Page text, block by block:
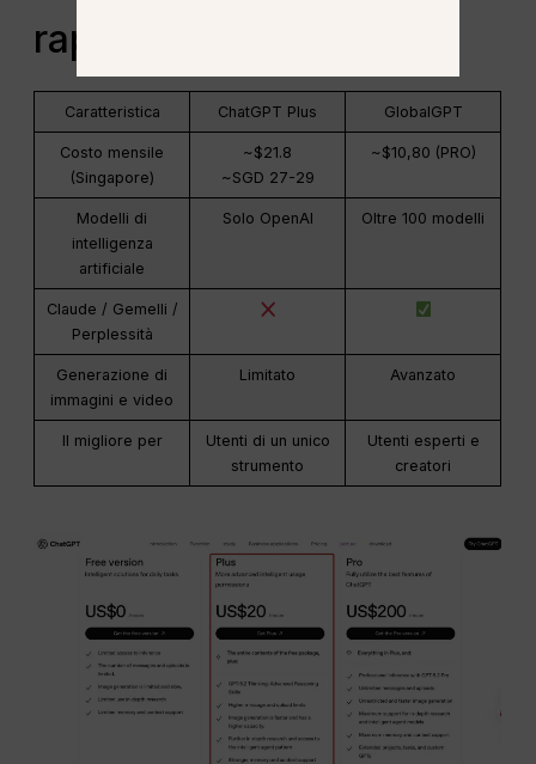
rapido)
Caratteristica ChatGPT Plus GlobalGPT
Costo mensile
(Singapore)
~$21.8
~SGD 27-29
~$10,80 (PRO)
Modelli di
intelligenza
artificiale
Solo OpenAI Oltre 100 modelli
Claude / Gemelli /
Perplessità
Generazione di
immagini e video
Limitato Avanzato
Il migliore per
Utenti di un unico
strumento
Utenti esperti e
creatori